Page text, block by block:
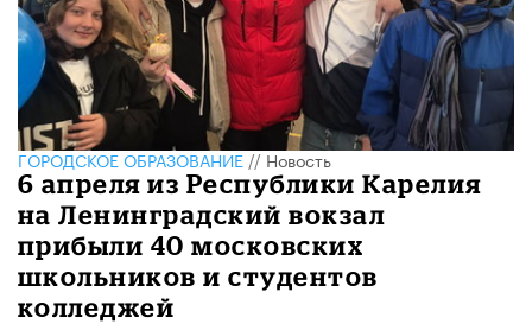
ГОРОДСКОЕ ОБРАЗОВАНИЕ//Новость
6 апреля из Республики Карелия
на Ленинградский вокзал
прибыли 40 московских
школьников и студентов
колледжей